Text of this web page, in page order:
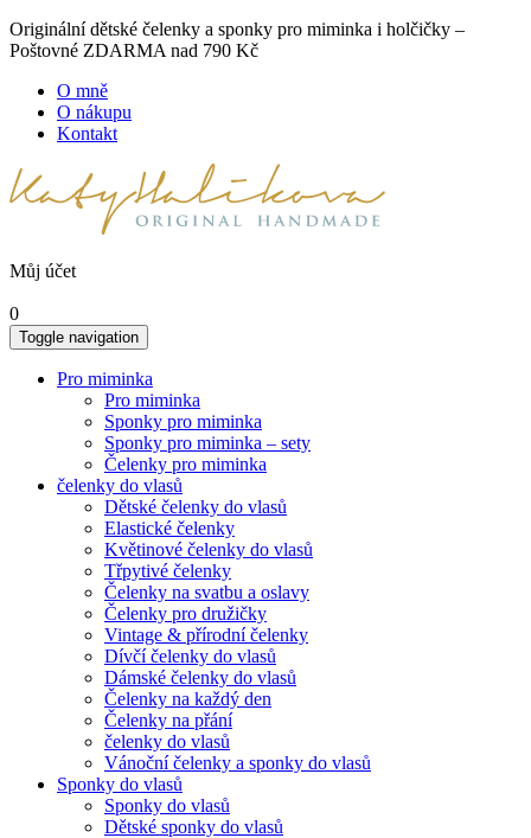
Originální dětské čelenky a sponky pro miminka i holčičky –
Poštovné ZDARMA nad 790 Kč
O mně
O nákupu
Kontakt
Můj účet
0
Toggle navigation
Pro miminka
Pro miminka
Sponky pro miminka
Sponky pro miminka – sety
Čelenky pro miminka
čelenky do vlasů
Dětské čelenky do vlasů
Elastické čelenky
Květinové čelenky do vlasů
Třpytivé čelenky
Čelenky na svatbu a oslavy
Čelenky pro družičky
Vintage & přírodní čelenky
Dívčí čelenky do vlasů
Dámské čelenky do vlasů
Čelenky na každý den
Čelenky na přání
čelenky do vlasů
Vánoční čelenky a sponky do vlasů
Sponky do vlasů
Sponky do vlasů
Dětské sponky do vlasů